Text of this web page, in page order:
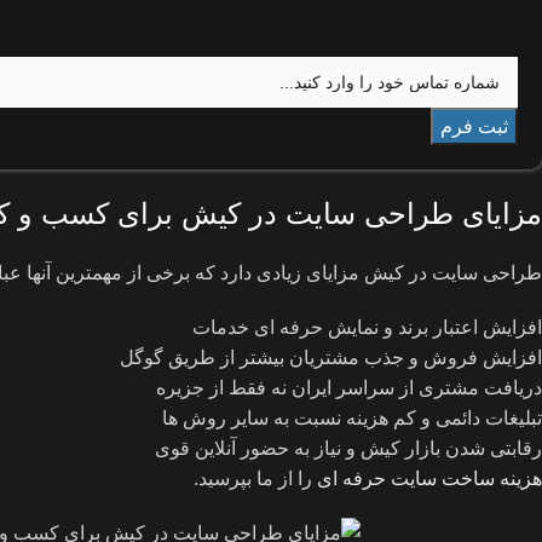
مزایای طراحی سایت در کیش برای کسب و
طراحی سایت در کیش مزایای زیادی دارد که برخی از مهمترین آنها
افزایش اعتبار برند و نمایش حرفه ای خدمات
افزایش فروش و جذب مشتریان بیشتر از طریق گوگل
دریافت مشتری از سراسر ایران نه فقط از جزیره
تبلیغات دائمی و کم هزینه نسبت به سایر روش ها
رقابتی شدن بازار کیش و نیاز به حضور آنلاین قوی
هزینه ساخت سایت حرفه ای را از ما بپرسید.